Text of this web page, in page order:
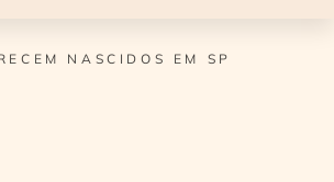
NASCIDOS EM SP